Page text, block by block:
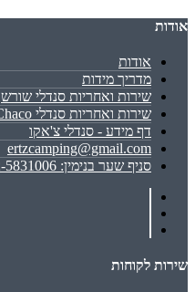
אודות
אודות
מדריך מידות
שירות ואחריות סנדלי שורש
שירות ואחריות סנדלי Chaco
דף מידע - סנדלי צ'אקו
ertzcamping@gmail.com
סניף שער בנימין: 02-5831006 סניף צומת שילת: 08-9187095
שירות לקוחות